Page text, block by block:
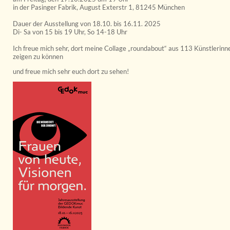
in der Pasinger Fabrik, August Exterstr 1, 81245 München
Dauer der Ausstellung von 18.10. bis 16.11. 2025
Di- Sa von 15 bis 19 Uhr, So 14-18 Uhr
Ich freue mich sehr, dort meine Collage „roundabout“ aus 113
zeigen zu können
und freue mich sehr euch dort zu sehen!